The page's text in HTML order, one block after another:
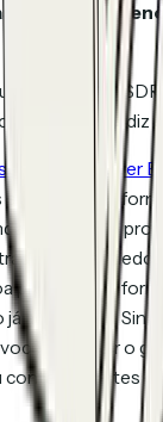
mais pelo
seu time de
por conta diz
B2B Buyer
escolhem um
e 69% do
dos
preencher o
já aconteceu.
enxergar o
antes